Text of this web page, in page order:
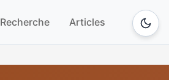
Recherche Articles